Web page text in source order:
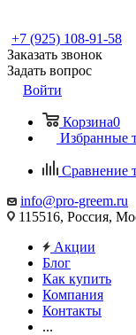
+7 (925) 108-91-58
Заказать звонок
Задать вопрос
Войти
Корзина0
Избранные
Сравнение
info@pro-greem.ru
115516, Россия,
Акции
Блог
Как купить
Компания
Контакты
...